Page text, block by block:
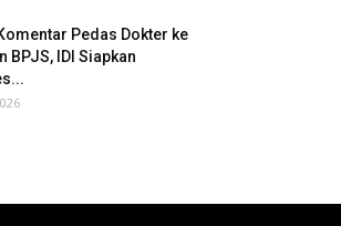
Pedas Dokter ke
BPJS, IDI Siapkan